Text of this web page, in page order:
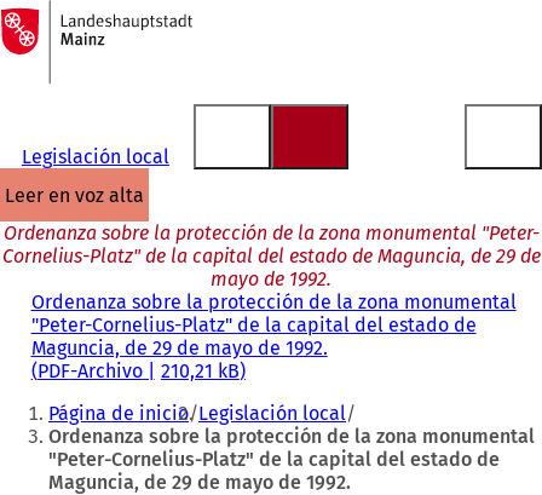
Saltar al contenido
A
la
página
Legislación local
leer en voz alta
Ordenanza sobre la protección de la zona monumental "Peter-
Cornelius-Platz" de la capital del estado de Maguncia, de 29 de
mayo de 1992.
Ordenanza sobre la protección de la zona monumental
"Peter-Cornelius-Platz" de la capital del estado de
Maguncia, de 29 de mayo de 1992.
PDF-Archivo 210,21 kB
Estás
aquí:
Página de inicio Legislación local
Ordenanza sobre la protección de la zona monumental
"Peter-Cornelius-Platz" de la capital del estado de
Maguncia, de 29 de mayo de 1992.